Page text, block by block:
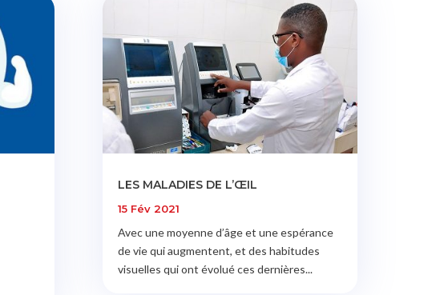
LES MALADIES DE L’ŒIL
15 Fév 2021
Avec une moyenne d’âge et une espérance
de vie qui augmentent, et des habitudes
visuelles qui ont évolué ces dernières...